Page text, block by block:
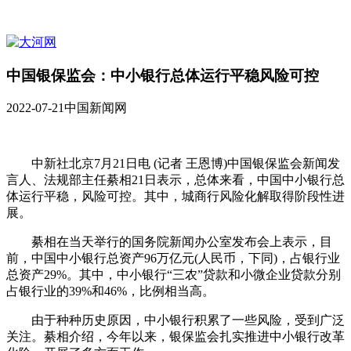
中国银保监会：中小银行总体运行平稳风险可控
2022-07-21中国新闻网
中新社北京7月21日电 (记者 王恩博)中国银保监会新闻发
言人、法规部主任綦相21日表示，总体来看，中国中小银行总
体运行平稳，风险可控。其中，城商行风险化解取得阶段性进
展。
綦相在当天举行的国务院新闻办公室发布会上表示，目
前，中国中小银行总资产96万亿元(人民币，下同)，占银行业
总资产29%。其中，中小银行“三农”贷款和小微企业贷款分别
占银行业的39%和46%，比例相当高。
由于种种历史原因，中小银行积累了一些风险，受到广泛
关注。綦相介绍，今年以来，银保监会扎实推进中小银行改革